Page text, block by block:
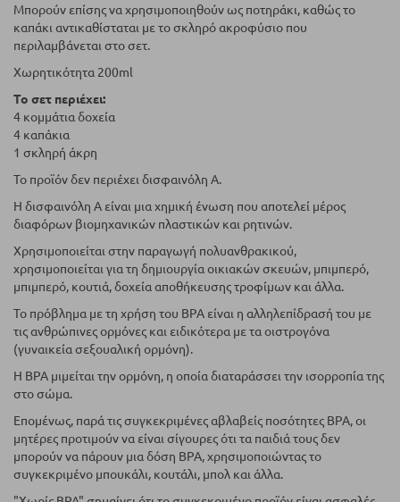
Μπορούν επίσης να χρησιμοποιηθούν ως ποτηράκι, καθώς το
καπάκι αντικαθίσταται με το σκληρό ακροφύσιο που
περιλαμβάνεται στο σετ.
Χωρητικότητα 200ml
Το σετ περιέχει:
4 κομμάτια δοχεία
4 καπάκια
1 σκληρή άκρη
Το προϊόν δεν περιέχει δισφαινόλη Α.
Η δισφαινόλη Α είναι μια χημική ένωση που αποτελεί μέρος
διαφόρων βιομηχανικών πλαστικών και ρητινών.
Χρησιμοποιείται στην παραγωγή πολυανθρακικού,
χρησιμοποιείται για τη δημιουργία οικιακών σκευών, μπιμπερό,
μπιμπερό, κουτιά, δοχεία αποθήκευσης τροφίμων και άλλα.
Το πρόβλημα με τη χρήση του BPA είναι η αλληλεπίδρασή του με
τις ανθρώπινες ορμόνες και ειδικότερα με τα οιστρογόνα
(γυναικεία σεξουαλική ορμόνη).
Η BPA μιμείται την ορμόνη, η οποία διαταράσσει την ισορροπία της
στο σώμα.
Επομένως, παρά τις συγκεκριμένες αβλαβείς ποσότητες BPA, οι
μητέρες προτιμούν να είναι σίγουρες ότι τα παιδιά τους δεν
μπορούν να πάρουν μια δόση BPA, χρησιμοποιώντας το
συγκεκριμένο μπουκάλι, κουτάλι, μπολ και άλλα.